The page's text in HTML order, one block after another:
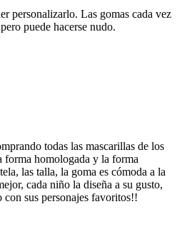
personalizarlo. Las gomas cada vez
puede hacerse nudo.
todas las mascarillas de los
forma homologada y la forma
las talla, la goma es cómoda a la
cada niño la diseña a su gusto,
sus personajes favoritos!!